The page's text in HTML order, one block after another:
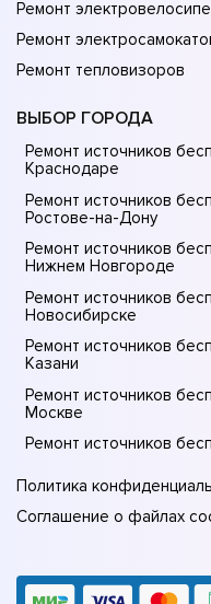
Ремонт
Ремонт
Ремонт тепловизоров
ВЫБОР ГОРОДА
Ремонт источников
Краснодаре
Ремонт источников
Ростове-на-Донy
Ремонт источников
Нижнем Новгороде
Ремонт источников
Новосибирске
Ремонт источников
Казани
Ремонт источников
Москве
Ремонт источников
Политика
Соглашение о файлах